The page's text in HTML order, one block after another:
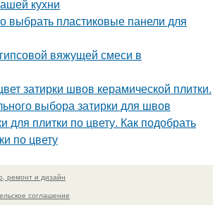
кухни
выбрать пластиковые панели для
вяжущей смеси в
затирки швов керамической плитки.
выбора затирки для швов
для плитки по цвету. Как подобрать
по цвету
ремонт и дизайн
соглашение